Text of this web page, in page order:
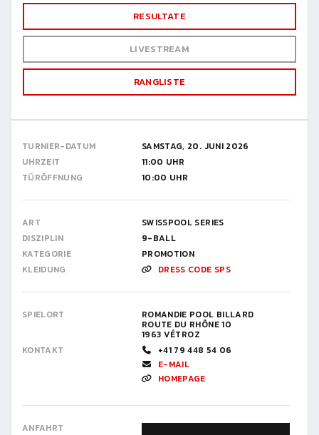
RESULTATE
LIVESTREAM
RANGLISTE
TURNIER-DATUM
SAMSTAG, 20. JUNI 2026
UHRZEIT
11:00 UHR
TÜRÖFFNUNG
10:00 UHR
ART
SWISSPOOL SERIES
DISZIPLIN
9-BALL
KATEGORIE
PROMOTION
KLEIDUNG
DRESS CODE SPS
SPIELORT ROMANDIE POOL BILLARD
ROUTE DU RHÔNE 10
1963 VÉTROZ
KONTAKT
+41 79 448 54 06
E-MAIL
HOMEPAGE
ANFAHRT